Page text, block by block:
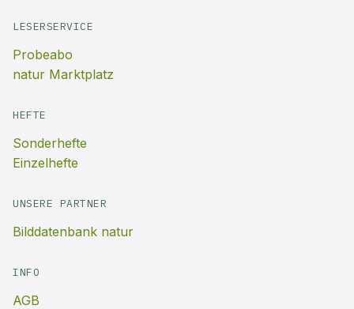
LESERSERVICE
Probeabo
natur Marktplatz
HEFTE
Sonderhefte
Einzelhefte
UNSERE PARTNER
Bilddatenbank natur
INFO
AGB